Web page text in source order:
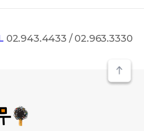
02.943.4433 / 02.963.3330